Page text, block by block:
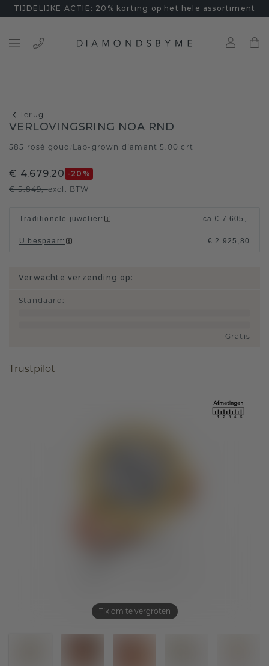
TIJDELIJKE ACTIE: 20% korting op het hele assortiment
Terug
Tik om te vergroten
VERLOVINGSRING NOA RND
585 rosé goud Lab-grown diamant 5.00 crt
€ 4.679,20 -20 %
€ 5.849,-excl. BTW
Traditionele juwelier: ca.€ 7.605,-
U bespaart: € 2.925,80
Verwachte verzending op:
Standaard :
Gratis
Trustpilot